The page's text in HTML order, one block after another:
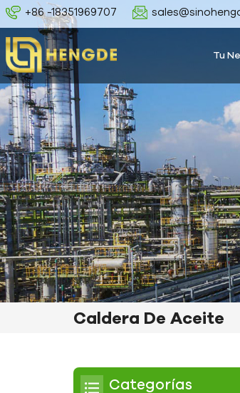
+86 -18351969707
Tu
Caldera De Aceite
Categorías